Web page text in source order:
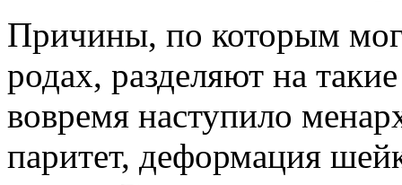
Причины, по которым
родах, разделяют на
вовремя наступило
паритет, деформация